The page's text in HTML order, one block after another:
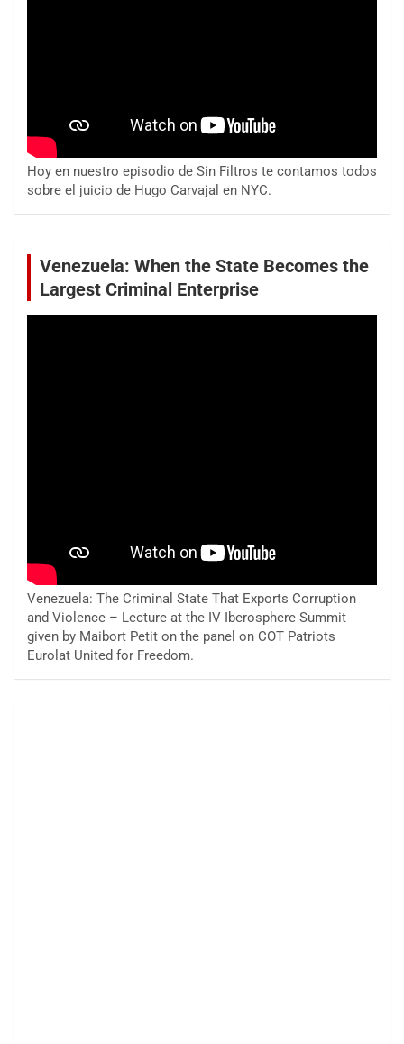
Hoy en nuestro episodio de Sin Filtros te contamos todos
sobre el juicio de Hugo Carvajal en NYC.
Venezuela: When the State Becomes the
Largest Criminal Enterprise
Venezuela: The Criminal State That Exports Corruption
and Violence – Lecture at the IV Iberosphere Summit
given by Maibort Petit on the panel on COT Patriots
Eurolat United for Freedom.